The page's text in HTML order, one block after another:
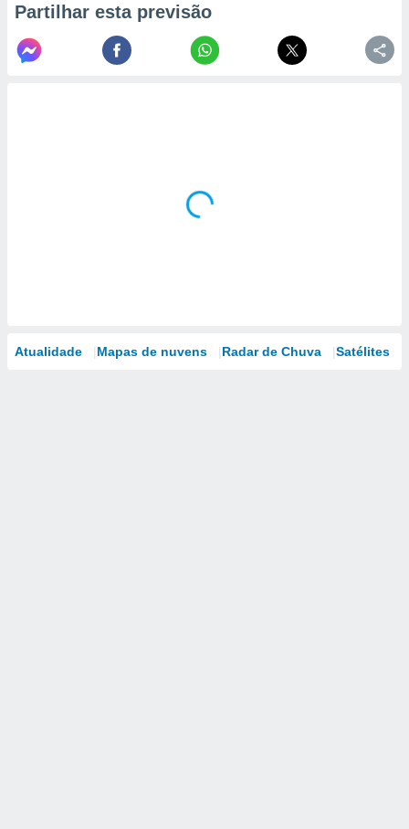
Partilhar esta previsão
Atualidade Mapas de nuvens Radar de Chuva Satélites